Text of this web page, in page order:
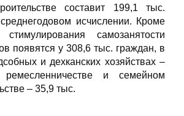
составит 199,1 тыс.
исчислении. Кроме
самозанятости
появятся у 308,6 тыс. граждан, в
и дехканских хозяйствах –
и семейном
– 35,9 тыс.